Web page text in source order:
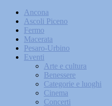
Ancona
Ascoli Piceno
Fermo
Macerata
Pesaro-Urbino
Eventi
Arte e cultura
Benessere
Categorie e luoghi
Cinema
Concerti